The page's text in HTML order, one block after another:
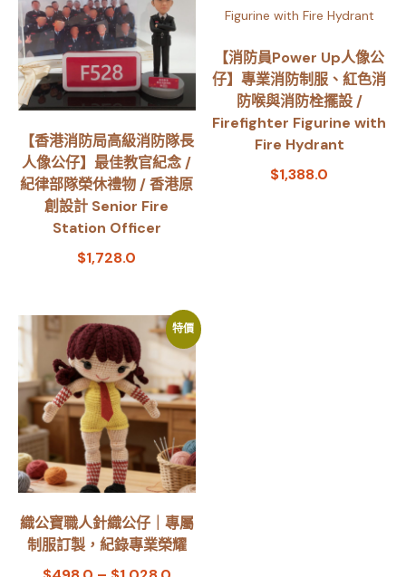
【香港消防局高級消防隊長
人像公仔】最佳教官紀念 /
紀律部隊榮休禮物 / 香港原
創設計 Senior Fire
Station Officer
$1,728.0
【消防員Power Up人像公
仔】專業消防制服、紅色消
防喉與消防栓擺設 /
Firefighter Figurine with
Fire Hydrant
$1,388.0
特價
織公寶職人針織公仔｜專屬
制服訂製，紀錄專業榮耀